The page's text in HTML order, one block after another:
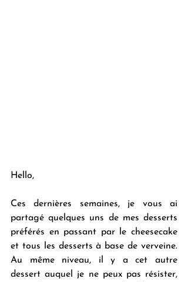
Hello,
Ces dernières semaines, je vous ai
partagé quelques uns de mes desserts
préférés en passant par le cheesecake
et tous les desserts à base de verveine.
Au même niveau, il y a cet autre
dessert auquel je ne peux pas résister,